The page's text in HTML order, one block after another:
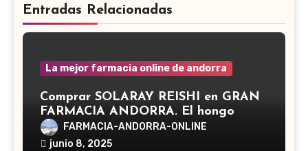
Entradas Relacionadas
La mejor farmacia online de andorra
Comprar SOLARAY REISHI en GRAN
FARMACIA ANDORRA. El hongo
Reishi, cuyo nombre científico es
Ganoderma lucidum, es un hongo
FARMACIA-ANDORRA-ONLINE
junio 8, 2025